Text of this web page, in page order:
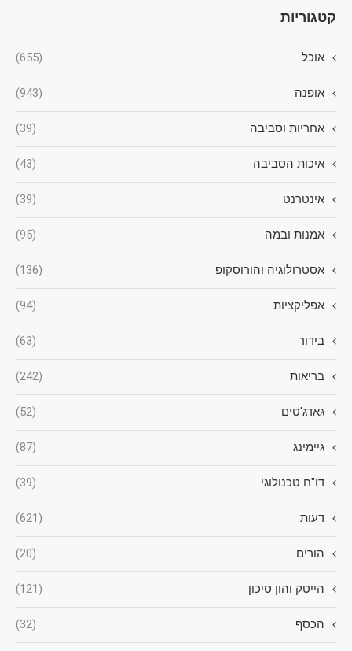
קטגוריות
אוכל (655)
אופנה (943)
אחריות וסביבה (39)
איכות הסביבה (43)
אינטרנט (39)
אמנות ובמה (95)
אסטרולוגיה והורוסקופ (136)
אפליקציות (94)
בידור (63)
בריאות (242)
גאדג'טים (52)
גיימינג (87)
דו"ח טכנולוגי (39)
דעות (621)
הורים (20)
הייטק והון סיכון (121)
הכסף (32)